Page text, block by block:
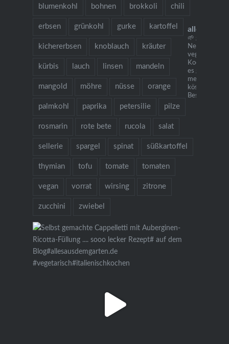
blumenkohl bohnen brokkoli chili
erbsen grünkohl gurke kartoffel
kichererbsen knoblauch kräuter
kürbis lauch linsen mandeln
mangold möhre nüsse orange
palmkohl paprika petersilie pilze
rosmarin rote bete rucola salat
sellerie spargel spinat süßkartoffel
thymian tofu tomate tomaten
vegan vorrat wirsing zitrone
zucchini zwiebel
🌱 grow cook
Neu: mein
vegetarisches
Kochbuch
es gibt
mehr als 130
köstlichen
Bestellung